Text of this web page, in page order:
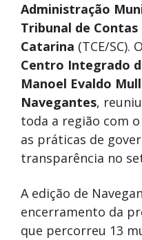
Administração
Tribunal de
Catarina (TCE/SC).
Centro Integrado
Manoel Evaldo
Navegantes,
toda a região com
as práticas de
transparência no
A edição de
encerramento da
que percorreu 13